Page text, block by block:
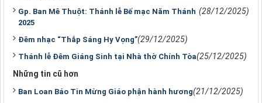
Gp. Ban Mê Thuột: Thánh lễ Bế mạc Năm Thánh
2025
(28/12/2025)
Đêm nhạc “Thắp Sáng Hy Vọng”(29/12/2025)
Thánh lễ Đêm Giáng Sinh tại Nhà thờ Chính Tòa(25/12/2025)
Những tin cũ hơn
Ban Loan Báo Tin Mừng Giáo phận hành hương(21/12/2025)